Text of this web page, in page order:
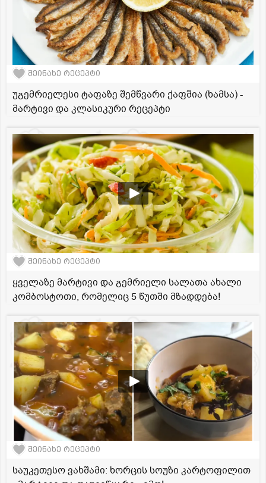
შეინახე რეცეპტი
უგემრიელესი ტაფაზე შემწვარი ქაფშია (ხამსა) -
მარტივი და კლასიკური რეცეპტი
შეინახე რეცეპტი
ყველაზე მარტივი და გემრიელი სალათა ახალი
კომბოსტოთი, რომელიც 5 წუთში მზადდება!
შეინახე რეცეპტი
საუკეთესო ვახშამი: ხორცის სოუზი კარტოფილით